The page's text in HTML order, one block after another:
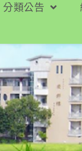
分類公告